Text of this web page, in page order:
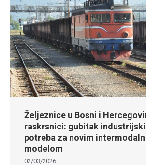
Željeznice u Bosni i
raskrsnici: gubitak
potreba za novim
modelom
02/03/2026